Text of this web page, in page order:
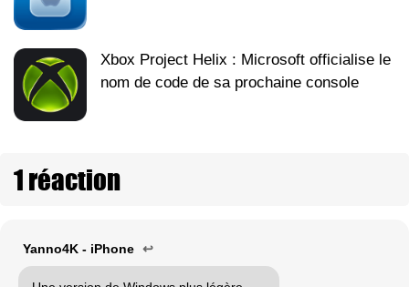
Xbox Project Helix : Microsoft officialise le
nom de code de sa prochaine console
1 réaction
Yanno4K - iPhone ↩